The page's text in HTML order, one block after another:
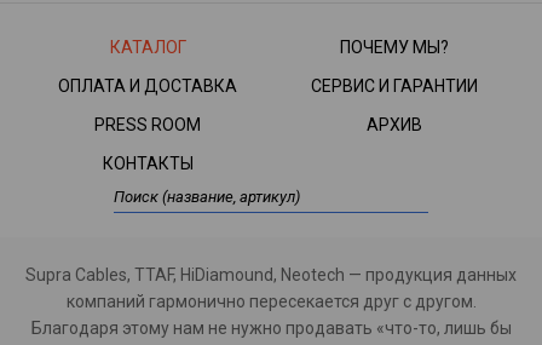
КАТАЛОГ
ПОЧЕМУ МЫ?
ОПЛАТА И ДОСТАВКА
СЕРВИС И ГАРАНТИИ
PRESS ROOM
АРХИВ
КОНТАКТЫ
Supra Cables, TTAF, HiDiamound, Neotech — продукция данных
компаний гармонично пересекается друг с другом.
Благодаря этому нам не нужно продавать «что-то, лишь бы